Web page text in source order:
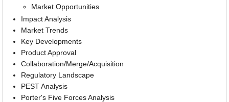
Market Opportunities
Impact Analysis
Market Trends
Key Developments
Product Approval
Collaboration/Merge/Acquisition
Regulatory Landscape
PEST Analysis
Porter's Five Forces Analysis